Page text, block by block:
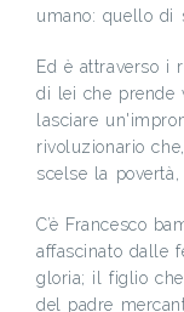
umano: quello di
Ed è attraverso i
di lei che prende
lasciare
rivoluzionario
scelse la
C’è Francesco
affascinato dalle
gloria; il figlio
del padre